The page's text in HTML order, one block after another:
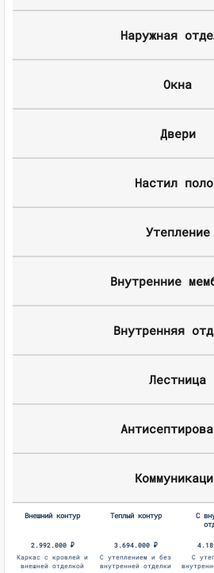
Наружная
Окна
Двери
Настил
Утепление
Внутренние
Внутренняя
Лестница
Внешний контур
2.992.000 ₽
Каркас с кровлей и
внешней отделкой
Теплый контур
3.694.000 ₽
С утеплением и без
внутренней отделки
С
С